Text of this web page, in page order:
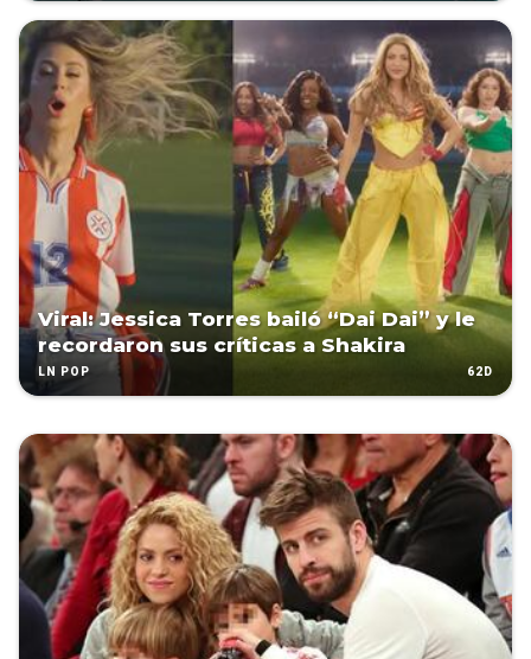
Viral: Jessica Torres bailó “Dai Dai” y le
recordaron sus críticas a Shakira
LN POP 62D